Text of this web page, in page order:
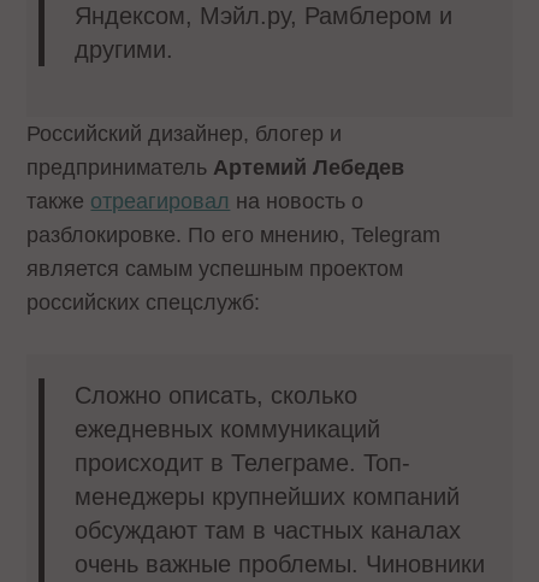
Яндексом, Мэйл.ру, Рамблером и
другими.
Российский дизайнер, блогер и
предприниматель Артемий Лебедев
также отреагировал на новость о
разблокировке. По его мнению, Telegram
является самым успешным проектом
российских спецслужб:
Сложно описать, сколько
ежедневных коммуникаций
происходит в Телеграме. Топ-
менеджеры крупнейших компаний
обсуждают там в частных каналах
очень важные проблемы. Чиновники